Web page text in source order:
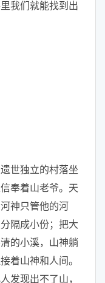
我们就能找到出
世独立的村落坐
奉着山老爷。天
神只管他的河
隔成小份；把大
的小溪，山神躺
着山神和人间。
发现出不了山，